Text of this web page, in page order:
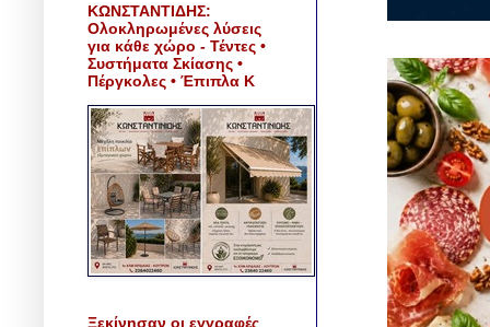
ΚΩΝΣΤΑΝΤΙΔΗΣ:
Ολοκληρωμένες λύσεις
για κάθε χώρο - Τέντες •
Συστήματα Σκίασης •
Πέργκολες • Έπιπλα Κ
Ξεκίνησαν οι εγγραφές